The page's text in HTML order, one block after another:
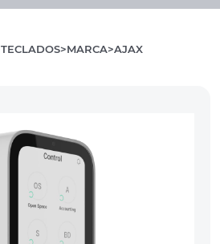
TECLADOS MARCA AJAX